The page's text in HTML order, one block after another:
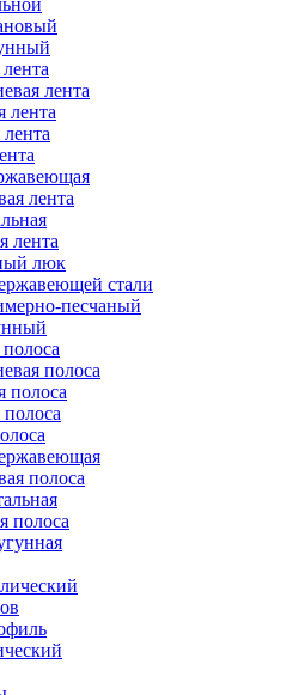
лента
лента
лента
лента
люк
стали
песчаный
полоса
полоса
полоса
полоса